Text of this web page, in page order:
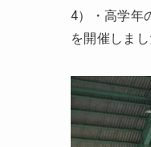
4）・高学年
を開催しまし